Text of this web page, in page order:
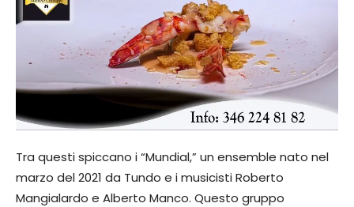
Tra questi spiccano i “Mundial,” un ensemble nato nel
marzo del 2021 da Tundo e i musicisti Roberto
Mangialardo e Alberto Manco. Questo gruppo